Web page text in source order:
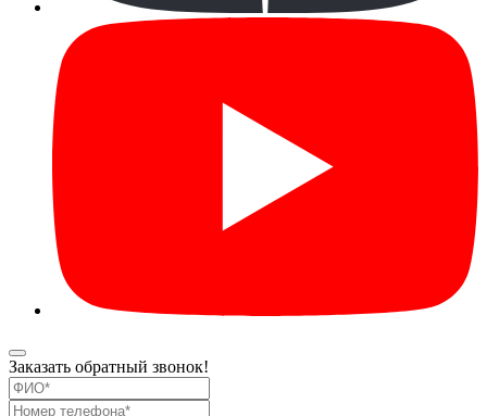
Заказать обратный звонок!